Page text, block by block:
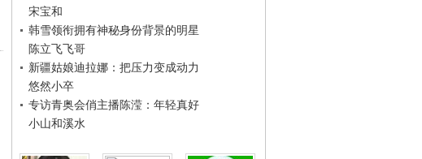
宋宝和
韩雪领衔拥有神秘身份背景的明星
陈立飞飞哥
新疆姑娘迪拉娜：把压力变成动力
悠然小卒
专访青奥会俏主播陈滢：年轻真好
小山和溪水